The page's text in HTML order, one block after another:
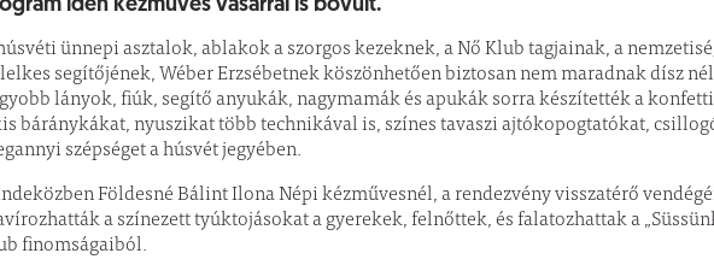
idén kézműves vásárral is bővült.
ünnepi asztalok, ablakok a szorgos kezeknek, a Nő Klub tagjainak, a
segítőjének, Wéber Erzsébetnek köszönhetően biztosan nem maradnak dísz
lányok, fiúk, segítő anyukák, nagymamák és apukák sorra készítették a
báránykákat, nyuszikat több technikával is, színes tavaszi ajtókopogtatókat,
szépséget a húsvét jegyében.
Földesné Bálint Ilona Népi kézművesnél, a rendezvény visszatérő
a színezett tyúktojásokat a gyerekek, felnőttek, és falatozhattak a
finomságaiból.